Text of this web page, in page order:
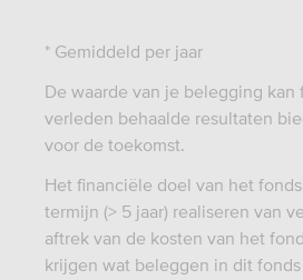
* Gemiddeld per jaar
De waarde van je belegging kan
verleden behaalde resultaten
voor de toekomst.
Het financiële doel van het
termijn (> 5 jaar) realiseren van
aftrek van de kosten van het
krijgen wat beleggen in dit